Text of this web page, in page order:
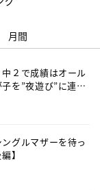
月間
中２で成績はオール
を”夜遊び”に連れ
グルマザーを待っ
】